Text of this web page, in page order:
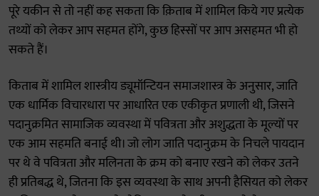
पूरे यकीन से तो नहीं कह सकता कि क़िताब में शामिल किये गए प्रत्येक
तथ्यों को लेकर आप सहमत होंगे, कुछ हिस्सों पर आप असहमत भी हो
सकते हैं।
किताब में शामिल शास्त्रीय ड्यूमॉन्टियन समाजशास्त्र के अनुसार, जाति
एक धार्मिक विचारधारा पर आधारित एक एकीकृत प्रणाली थी, जिसने
पदानुक्रमित सामाजिक व्यवस्था में पवित्रता और अशुद्धता के मूल्यों पर
एक आम सहमति बनाई थी। जो लोग जाति पदानुक्रम के निचले पायदान
पर थे वे पवित्रता और मलिनता के क्रम को बनाए रखने को लेकर उतने
ही प्रतिबद्ध थे, जितना कि इस व्यवस्था के साथ अपनी हैसियत को लेकर